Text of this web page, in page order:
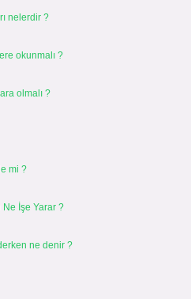
nelerdir ?
okunmalı ?
olmalı ?
mi ?
İşe Yarar ?
ne denir ?